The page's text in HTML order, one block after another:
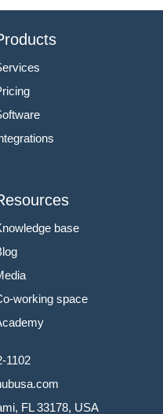
base
working space
1102
FL 33178, USA